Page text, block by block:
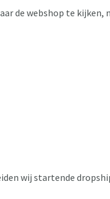
de webshop te kijken,
wij startende